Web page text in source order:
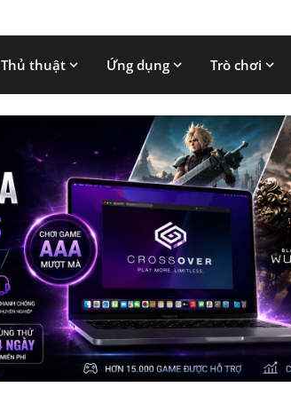
Thủ thuật Ứng dụng Trò chơi